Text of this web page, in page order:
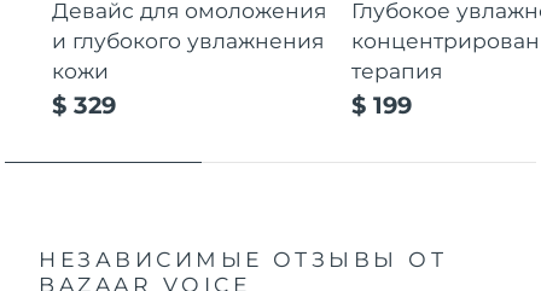
Девайс для омоложения
и глубокого увлажнения
кожи
$ 329
Глубокое
терапия
$ 199
НЕЗАВИСИМЫЕ ОТЗЫВЫ
ОТ
BAZAAR VOICE